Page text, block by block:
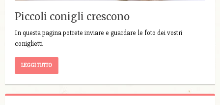
Piccoli conigli crescono
In questa pagina potrete inviare e guardare le foto dei vostri
coniglietti
LEGGI TUTTO